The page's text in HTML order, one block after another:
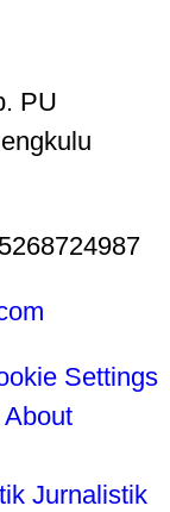
PU
Settings
About
Jurnalistik